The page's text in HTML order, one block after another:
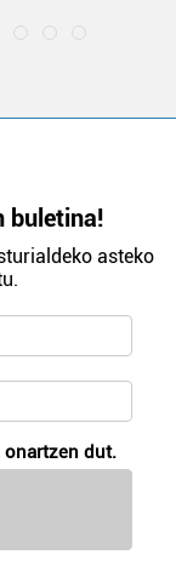
buletina!
asteko
onartzen dut.